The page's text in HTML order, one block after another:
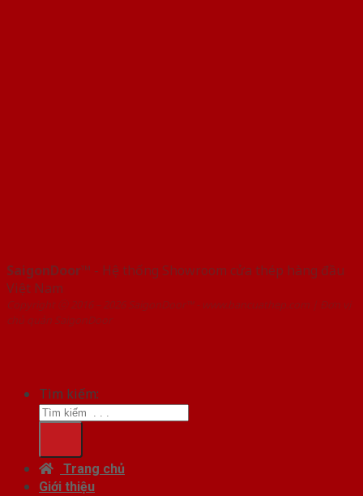
SaigonDoor™ - Hệ thống Showroom cửa thép hàng đầu
Việt Nam
Copyright ⓒ 2016 – 2026 SaigonDoor™ - www.bancuathep.com | Đơn vị
chủ quản SaigonDoor
Tìm kiếm:
Trang chủ
Giới thiệu